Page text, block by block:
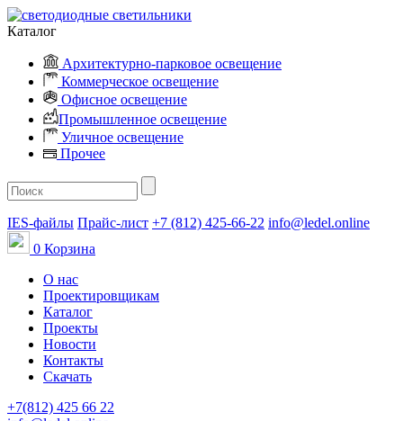
Каталог
Архитектурно-парковое освещение
Коммерческое освещение
Офисное освещение
Промышленное освещение
Уличное освещение
Прочее
IES-файлы Прайс-лист +7 (812) 425-66-22 info@ledel.online
0 Корзина
О нас
Проектировщикам
Каталог
Проекты
Новости
Контакты
Скачать
+7(812) 425 66 22